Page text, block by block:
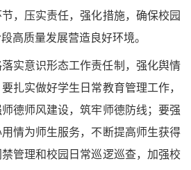
，压实责任，强化措施，确保校园
高质量发展营造良好环境。
实意识形态工作责任制，强化舆情
扎实做好学生日常教育管理工作，
德师风建设，筑牢师德防线；要强
情为师生服务，不断提高师生获得
管理和校园日常巡逻巡查，加强校